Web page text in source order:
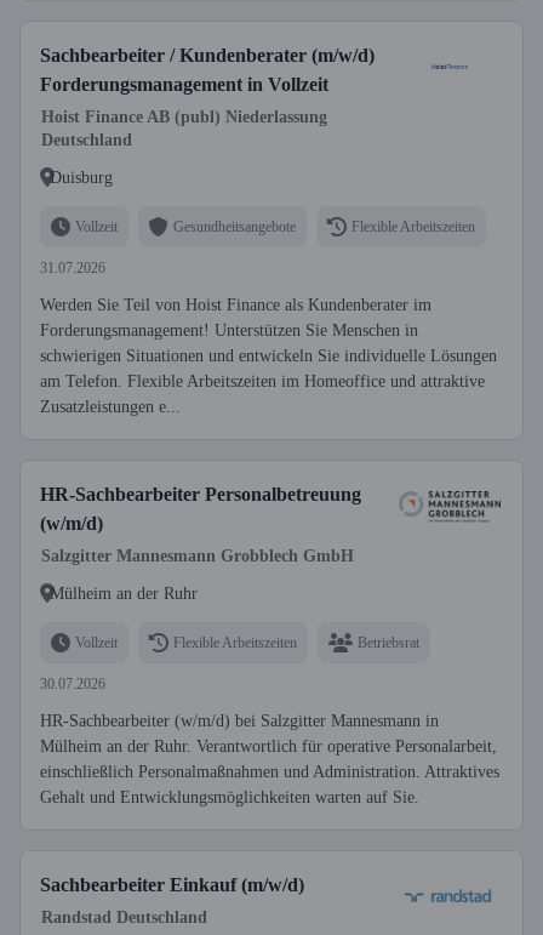
Sachbearbeiter / Kundenberater (m/w/d)
Forderungsmanagement in Vollzeit
Hoist Finance AB (publ) Niederlassung
Deutschland
Duisburg
Vollzeit Gesundheitsangebote Flexible Arbeitszeiten
31.07.2026
Werden Sie Teil von Hoist Finance als Kundenberater im
Forderungsmanagement! Unterstützen Sie Menschen in
schwierigen Situationen und entwickeln Sie individuelle Lösungen
am Telefon. Flexible Arbeitszeiten im Homeoffice und attraktive
Zusatzleistungen e...
HR-Sachbearbeiter Personalbetreuung
(w/m/d)
Salzgitter Mannesmann Grobblech GmbH
Mülheim an der Ruhr
Vollzeit Flexible Arbeitszeiten Betriebsrat
30.07.2026
HR-Sachbearbeiter (w/m/d) bei Salzgitter Mannesmann in
Mülheim an der Ruhr. Verantwortlich für operative Personalarbeit,
einschließlich Personalmaßnahmen und Administration. Attraktives
Gehalt und Entwicklungsmöglichkeiten warten auf Sie.
Sachbearbeiter Einkauf (m/w/d)
Randstad Deutschland